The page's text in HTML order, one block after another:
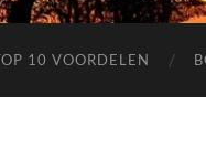
10 VOORDELEN